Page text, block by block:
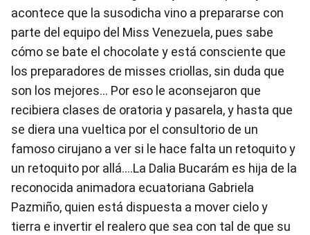
acontece que la susodicha vino a prepararse con
parte del equipo del Miss Venezuela, pues sabe
cómo se bate el chocolate y está consciente que
los preparadores de misses criollas, sin duda que
son los mejores… Por eso le aconsejaron que
recibiera clases de oratoria y pasarela, y hasta que
se diera una vueltica por el consultorio de un
famoso cirujano a ver si le hace falta un retoquito y
un retoquito por allá....La Dalia Bucarám es hija de la
reconocida animadora ecuatoriana Gabriela
Pazmiño, quien está dispuesta a mover cielo y
tierra e invertir el realero que sea con tal de que su